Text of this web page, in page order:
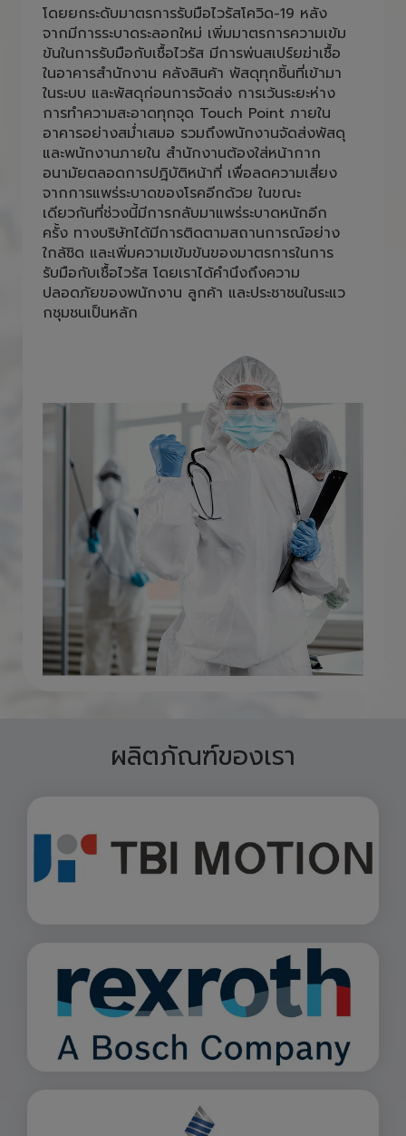
โดยยกระดับมาตรการรับมือไวรัสโควิด-19 หลัง
จากมีการระบาดระลอกใหม่ เพิ่มมาตรการความเข้ม
ข้นในการรับมือกับเชื้อไวรัส มีการพ่นสเปร์ยฆ่าเชื้อ
ในอาคารสำนักงาน คลังสินค้า พัสดุทุกชิ้นที่เข้ามา
ในระบบ และพัสดุก่อนการจัดส่ง การเว้นระยะห่าง
การทำความสะอาดทุกจุด Touch Point ภายใน
อาคารอย่างสม่ำเสมอ รวมถึงพนักงานจัดส่งพัสดุ
และพนักงานภายใน สำนักงานต้องใส่หน้ากาก
อนามัยตลอดการปฎิบัติหน้าที่ เพื่อลดความเสี่ยง
จากการแพร่ระบาดของโรคอีกด้วย ในขณะ
เดียวกันที่ช่วงนี้มีการกลับมาแพร่ระบาดหนักอีก
ครั้ง ทางบริษัทได้มีการติดตามสถานการณ์อย่าง
ใกล้ชิด และเพิ่มความเข้มข้นของมาตรการในการ
รับมือกับเชื้อไวรัส โดยเราได้คำนึงถึงความ
ปลอดภัยของพนักงาน ลูกค้า และประชาชนในระแว
กชุมชนเป็นหลัก
ผลิตภัณฑ์ของเรา